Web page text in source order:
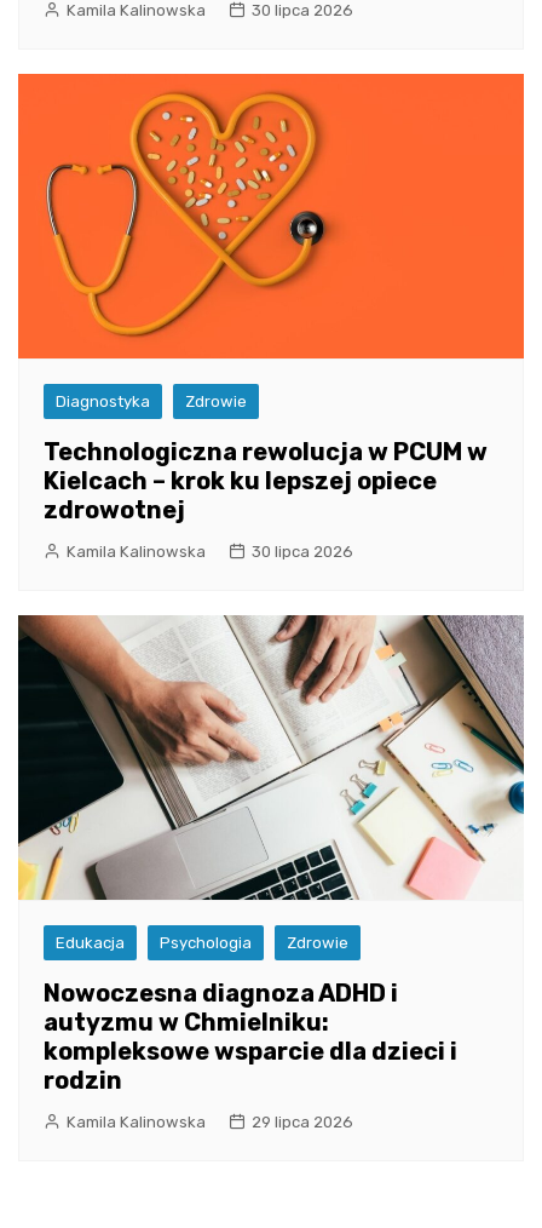
Kamila Kalinowska 30 lipca 2026
Diagnostyka Zdrowie
Technologiczna rewolucja w PCUM w
Kielcach – krok ku lepszej opiece
zdrowotnej
Kamila Kalinowska 30 lipca 2026
Edukacja Psychologia Zdrowie
Nowoczesna diagnoza ADHD i
autyzmu w Chmielniku:
kompleksowe wsparcie dla dzieci i
rodzin
Kamila Kalinowska 29 lipca 2026